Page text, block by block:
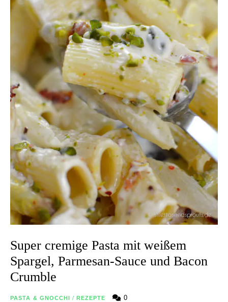
Super cremige Pasta mit weißem
Spargel, Parmesan-Sauce und Bacon
Crumble
PASTA & GNOCCHI / REZEPTE 0